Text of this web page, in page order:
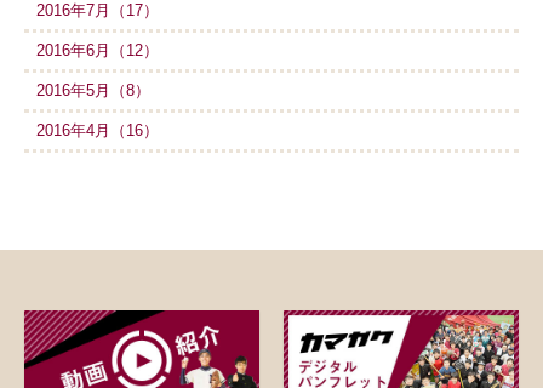
2016年7月（17）
2016年6月（12）
2016年5月（8）
2016年4月（16）